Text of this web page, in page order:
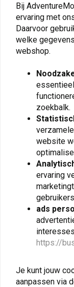
FOSTEX
Zilver/Chroom
€3,28
Bij
ervaring met
Daarvoor
welke
webshop.
zoekbalk.
website
ervaring
ads
https://
Je kunt jouw
aanpassen via